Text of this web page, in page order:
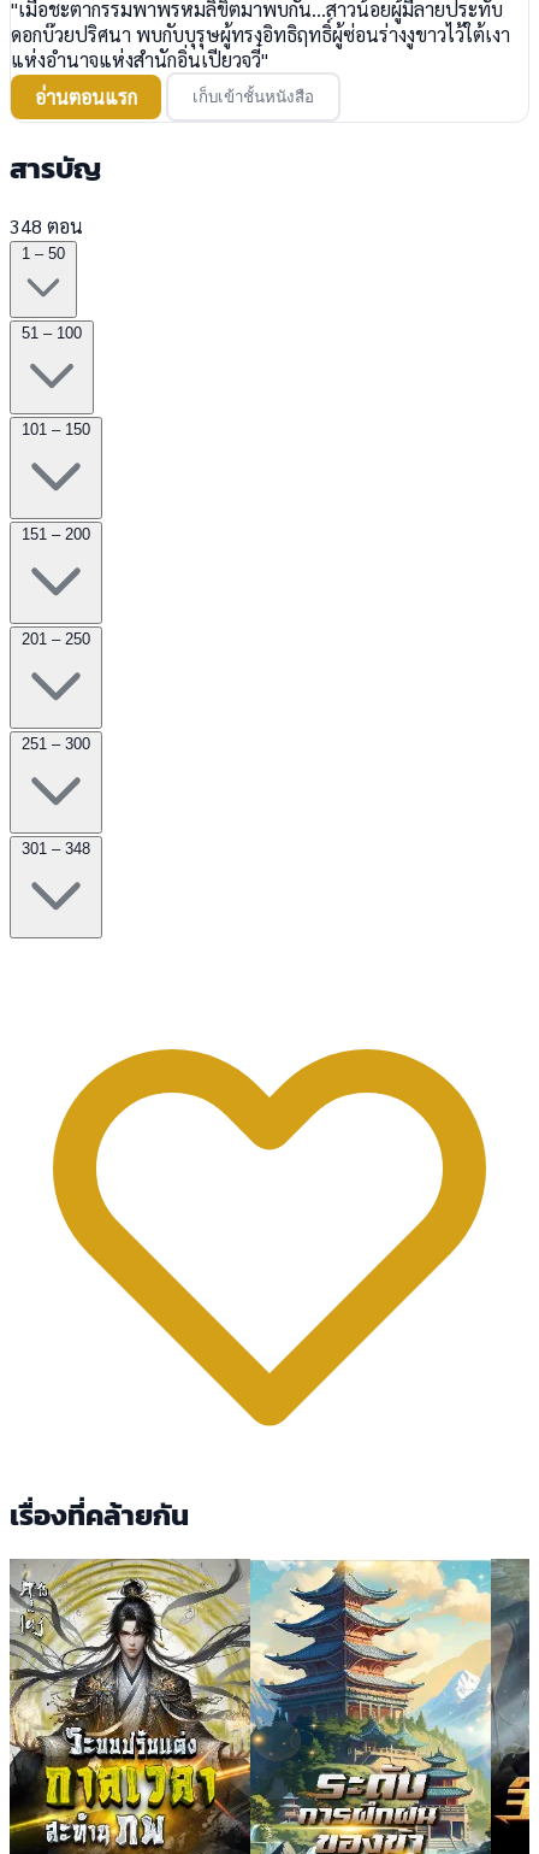
"เมื่อชะตากรรมพาพรหมลิขิตมาพบกัน...สาวน้อยผู้มีลายประทับ
ดอกบ๊วยปริศนา พบกับบุรุษผู้ทรงอิทธิฤทธิ์ผู้ซ่อนร่างงูขาวไว้ใต้เงา
แห่งอำนาจแห่งสำนักอิ่นเปียวจวี๋"
อ่านตอนแรก
เก็บเข้าชั้นหนังสือ
สารบัญ
348 ตอน
1 – 50
51 – 100
101 – 150
151 – 200
201 – 250
251 – 300
301 – 348
เรื่องที่คล้ายกัน